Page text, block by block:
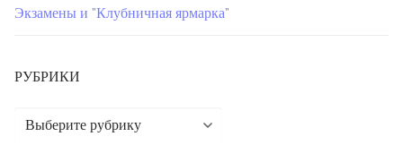
Экзамены и "Клубничная ярмарка"
РУБРИКИ